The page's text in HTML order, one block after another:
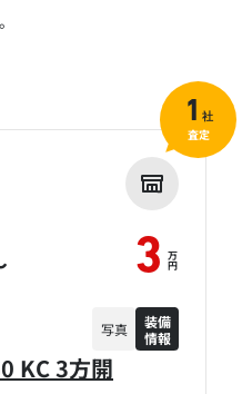
KC 3方開
3 万
円
写真
装備
情報
1 社
査定